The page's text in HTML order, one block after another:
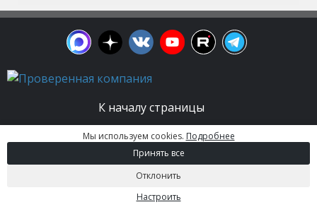
К началу страницы
© 2003 - 2026. Апельсин group | Группа
строительных компаний Все права защищены.
Вся информация на этом сайте носит
информационный характер и не является
публичной офертой, определяемой положениями
Мы используем cookies. Подробнее
Принять все
Отклонить
Настроить